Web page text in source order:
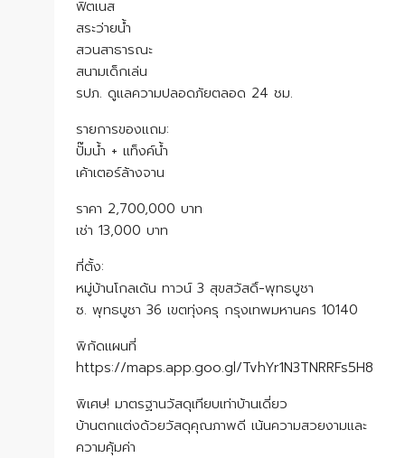
ฟิตเนส
สระว่ายน้ำ
สวนสาธารณะ
สนามเด็กเล่น
รปภ. ดูแลความปลอดภัยตลอด 24 ชม.
รายการของแถม:
ปั๊มน้ำ + แท็งค์น้ำ
เค้าเตอร์ล้างจาน
ราคา 2,700,000 บาท
เช่า 13,000 บาท
ที่ตั้ง:
หมู่บ้านโกลเด้น ทาวน์ 3 สุขสวัสดิ์-พุทธบูชา
ซ. พุทธบูชา 36 เขตทุ่งครุ กรุงเทพมหานคร 10140
พิกัดแผนที่
https://maps.app.goo.gl/TvhYr1N3TNRRFs5H8
พิเศษ! มาตรฐานวัสดุเทียบเท่าบ้านเดี่ยว
บ้านตกแต่งด้วยวัสดุคุณภาพดี เน้นความสวยงามและ
ความคุ้มค่า